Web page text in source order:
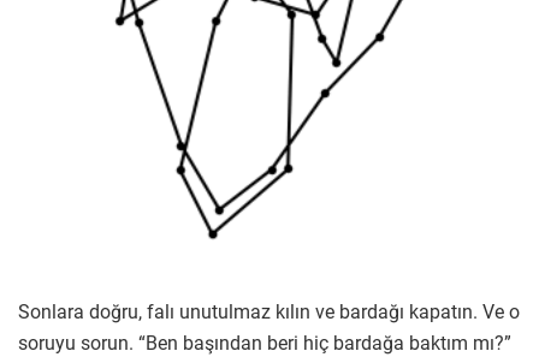
Sonlara doğru, falı unutulmaz kılın ve bardağı kapatın. Ve o
soruyu sorun. “Ben başından beri hiç bardağa baktım mı?”